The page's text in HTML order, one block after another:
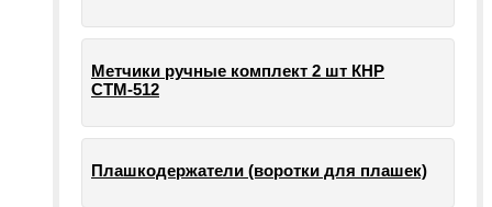
Метчики ручные комплект 2 шт КНР
СТМ-512
Плашкодержатели (воротки для плашек)